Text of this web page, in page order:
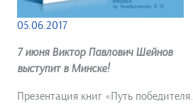
05.06.2017
7 июня Виктор Павлович Шейнов
выступит в Минске!
Презентация книг «Путь победителя.